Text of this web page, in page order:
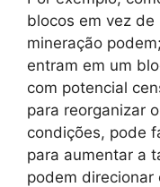
blocos em vez
mineração
entram em um
com potencial
para reorganizar
condições, pode
para aumentar a
podem direcionar